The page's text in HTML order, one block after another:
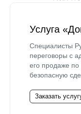
Услуга
Специалисты
переговоры с
его продаже
безопасную
Заказать